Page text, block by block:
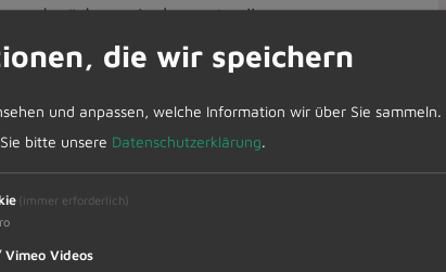
und pädagogisch wertvolle
Fachpersonal. Wir stehen Euch
Sein, Erziehung, weiterführende
am Mehrgenerationen-Spielplatz.
uns die schönen Sommerabende am
die wir speichern
und anpassen, welche Information wir über Sie sammeln.
bitte unsere Datenschutzerklärung.
(immer erforderlich)
Vimeo Videos